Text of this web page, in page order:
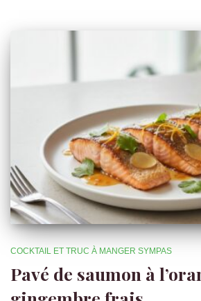
COCKTAIL ET TRUC À MANGER SYMPAS
Pavé de saumon à